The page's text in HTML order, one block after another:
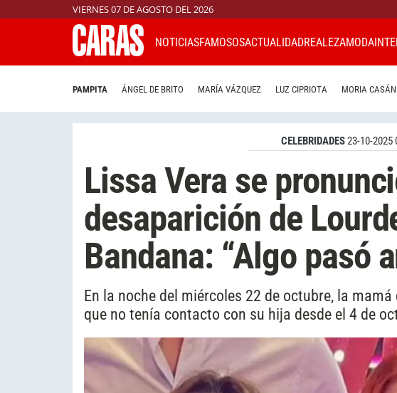
VIERNES 07 DE AGOSTO DEL 2026
NOTICIASFAMOSOSACTUALIDADREALEZAMODA
PAMPITA ÁNGEL DE BRITO MARÍA VÁZQUEZ LUZ CIPRIOTA MORIA CASÁN
CELEBRIDADES23-10-2025
Lissa Vera se
desaparición de
Bandana: “Algo pasó
En la noche del miércoles 22 de octubre, la
que no tenía contacto con su hija desde el 4 de